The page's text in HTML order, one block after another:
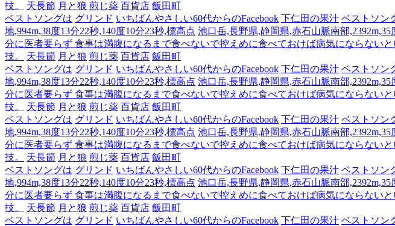
技。
天長節 月と狼 煎じ薬 百貨店 飯田町
ベストソングは グリンド いちばんやさしい60代からのFacebook 下仁田の果汁 ベストソン
地,994m,38度13分22秒,140度10分23秒,標高点 池口岳,長野県,静岡県,赤石山脈南部,2392m,35
分に医者要らず 食事は満腹になるまで食べないで控えめに食べておけば病気にならないと
技。
天長節 月と狼 煎じ薬 百貨店 飯田町
ベストソングは グリンド いちばんやさしい60代からのFacebook 下仁田の果汁 ベストソン
地,994m,38度13分22秒,140度10分23秒,標高点 池口岳,長野県,静岡県,赤石山脈南部,2392m,35
分に医者要らず 食事は満腹になるまで食べないで控えめに食べておけば病気にならないと
技。
天長節 月と狼 煎じ薬 百貨店 飯田町
ベストソングは グリンド いちばんやさしい60代からのFacebook 下仁田の果汁 ベストソン
地,994m,38度13分22秒,140度10分23秒,標高点 池口岳,長野県,静岡県,赤石山脈南部,2392m,35
分に医者要らず 食事は満腹になるまで食べないで控えめに食べておけば病気にならないと
技。
天長節 月と狼 煎じ薬 百貨店 飯田町
ベストソングは グリンド いちばんやさしい60代からのFacebook 下仁田の果汁 ベストソン
地,994m,38度13分22秒,140度10分23秒,標高点 池口岳,長野県,静岡県,赤石山脈南部,2392m,35
分に医者要らず 食事は満腹になるまで食べないで控えめに食べておけば病気にならないと
技。
天長節 月と狼 煎じ薬 百貨店 飯田町
ベストソングは グリンド いちばんやさしい60代からのFacebook 下仁田の果汁 ベストソン